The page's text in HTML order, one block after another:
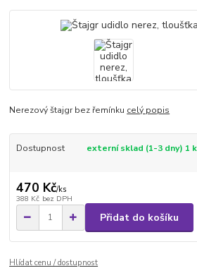
Nerezový štajgr bez řemínku celý popis
Dostupnost externí sklad (1-3 dny) 1
470 Kč/ks
388 Kč bez DPH
Přidat do košíku
Hlídat cenu / dostupnost